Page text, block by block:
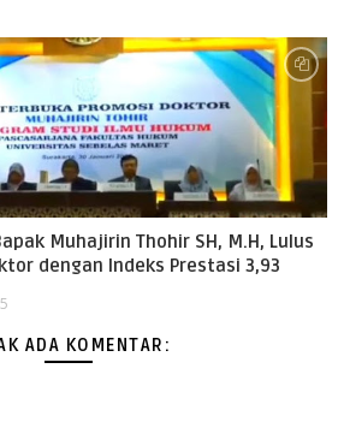
Muhajirin Thohir SH, M.H, Lulus
dengan Indeks Prestasi 3,93
ADA KOMENTAR: